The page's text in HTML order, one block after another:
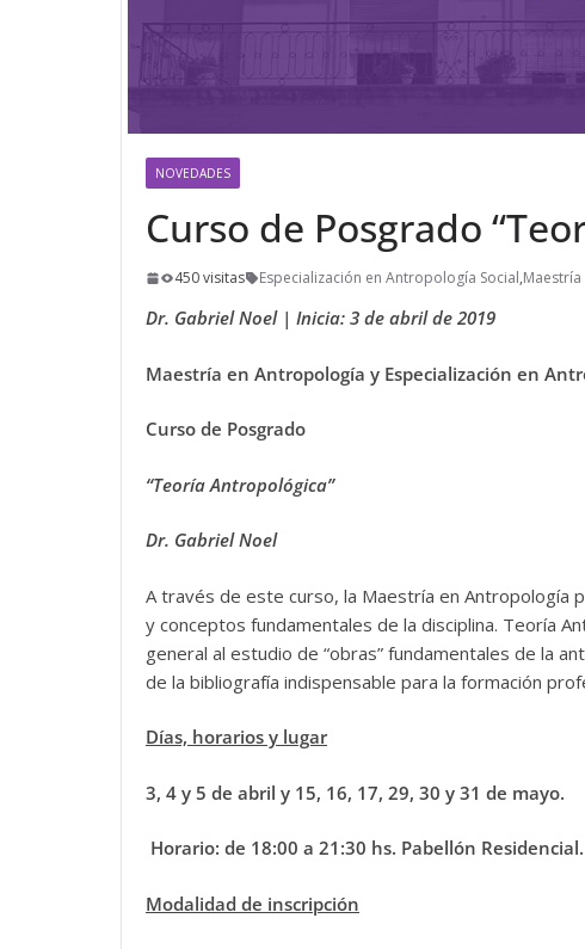
NOVEDADES
Curso de Posgrado
450 visitas Especialización en Antropología Social,
Dr. Gabriel Noel | Inicia: 3 de abril de 2019
Maestría en Antropología y Especialización en
Curso de Posgrado
“Teoría Antropológica”
Dr. Gabriel Noel
A través de este curso, la Maestría en Antropología
y conceptos fundamentales de la disciplina. Teoría
general al estudio de “obras” fundamentales de la
de la bibliografía indispensable para la formación
Días, horarios y lugar
3, 4 y 5 de abril y 15, 16, 17, 29, 30 y 31 de mayo.
Horario: de 18:00 a 21:30 hs. Pabellón Residencial.
Modalidad de inscripción